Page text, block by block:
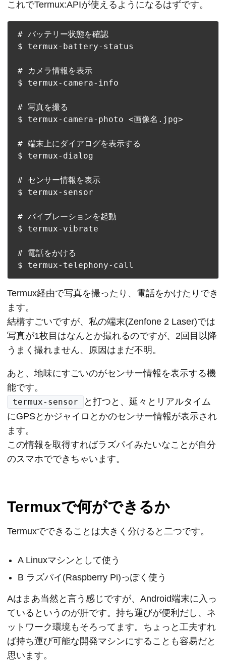
これでTermux:APIが使えるようになるはずです。
# バッテリー状態を確認
$ termux-battery-status
# カメラ情報を表示
$ termux-camera-info
# 写真を撮る
$ termux-camera-photo <画像名.jpg>
# 端末上にダイアログを表示する
$ termux-dialog
# センサー情報を表示
$ termux-sensor
# バイブレーションを起動
$ termux-vibrate
# 電話をかける
Termux経由で写真を撮ったり、電話をかけたりでき
ます。
結構すごいですが、私の端末(Zenfone 2 Laser)では
写真が1枚目はなんとか撮れるのですが、2回目以降
うまく撮れません、原因はまだ不明。
あと、地味にすごいのがセンサー情報を表示する機
termux-sensor
と打つと、延々とリアルタイム
にGPSとかジャイロとかのセンサー情報が表示され
ます。
この情報を取得すればラズパイみたいなことが自分
のスマホでできちゃいます。
Termuxで何ができるか
Termuxでできることは大きく分けると二つです。
A Linuxマシンとして使う
B ラズパイ(Raspberry Pi)っぽく使う
Aはまあ当然と言う感じですが、Android端末に入っ
ているというのが肝です。持ち運びが便利だし、ネ
ットワーク環境もそろってます。ちょっと工夫すれ
ば持ち運び可能な開発マシンにすることも容易だと
思います。